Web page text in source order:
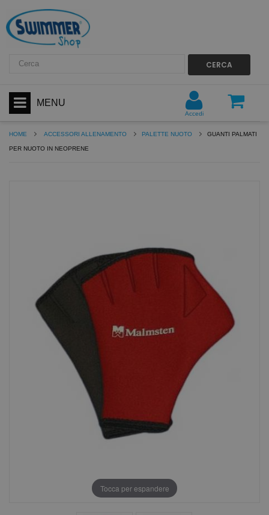
CERCA
MENU
Accedi
HOME ACCESSORI ALLENAMENTO PALETTE NUOTO GUANTI PALMATI
PER NUOTO IN NEOPRENE
Tocca per espandere